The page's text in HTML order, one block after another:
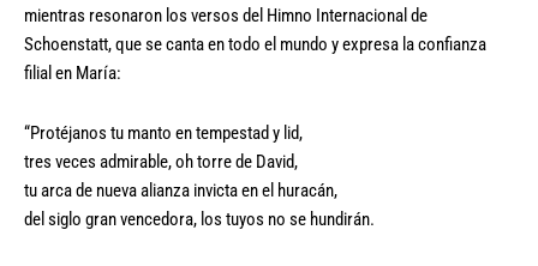
mientras resonaron los versos del Himno Internacional de
Schoenstatt, que se canta en todo el mundo y expresa la confianza
filial en María:
“Protéjanos tu manto en tempestad y lid,
tres veces admirable, oh torre de David,
tu arca de nueva alianza invicta en el huracán,
del siglo gran vencedora, los tuyos no se hundirán.